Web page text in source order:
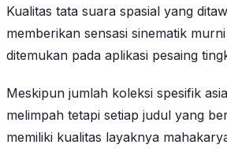
Kualitas tata suara spasial yang
memberikan sensasi sinematik
ditemukan pada aplikasi pesaing
Meskipun jumlah koleksi spesifik
melimpah tetapi setiap judul yang
memiliki kualitas layaknya